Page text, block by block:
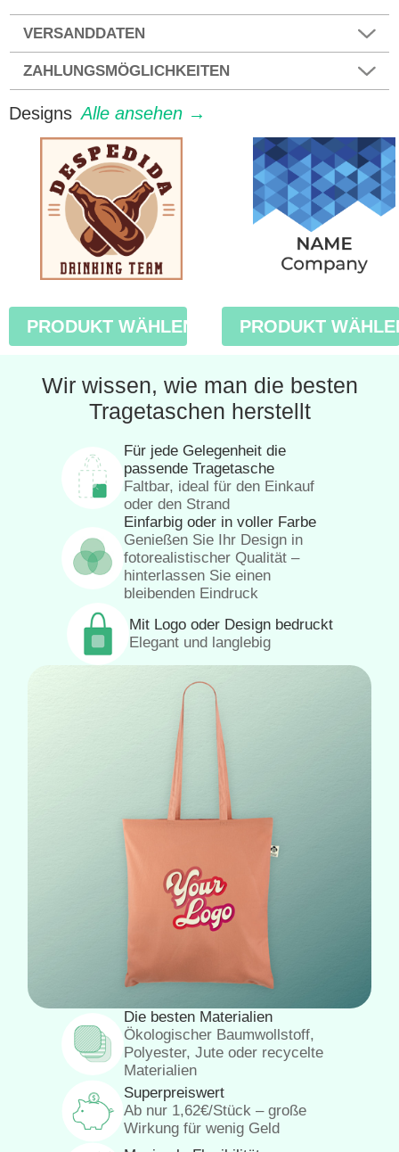
VERSANDDATEN
ZAHLUNGSMÖGLICHKEITEN
Designs Alle ansehen →
PRODUKT WÄHLEN PRODUKT
Wir wissen, wie man die besten
Tragetaschen herstellt
Für jede Gelegenheit die
passende Tragetasche
Faltbar, ideal für den Einkauf
oder den Strand
Einfarbig oder in voller Farbe
Genießen Sie Ihr Design in
fotorealistischer Qualität –
hinterlassen Sie einen
bleibenden Eindruck
Mit Logo oder Design bedruckt
Elegant und langlebig
Die besten Materialien
Ökologischer Baumwollstoff,
Polyester, Jute oder recycelte
Materialien
Superpreiswert
Ab nur 1,62€/Stück – große
Wirkung für wenig Geld